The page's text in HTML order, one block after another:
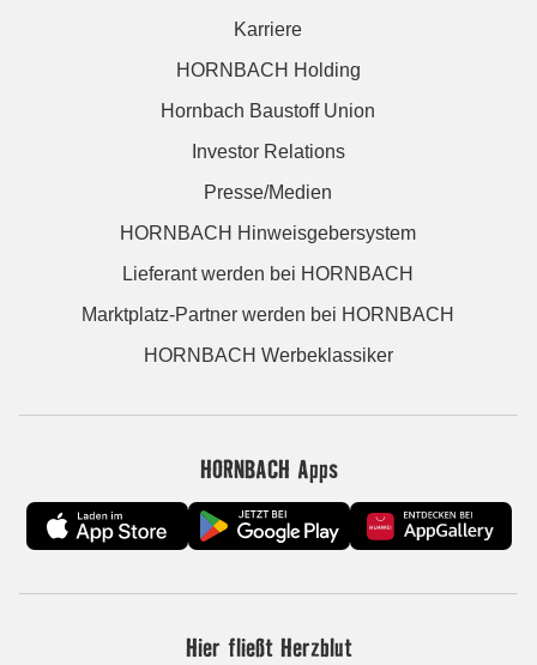
Karriere
HORNBACH Holding
Hornbach Baustoff Union
Investor Relations
Presse/Medien
HORNBACH Hinweisgebersystem
Lieferant werden bei HORNBACH
Marktplatz-Partner werden bei HORNBACH
HORNBACH Werbeklassiker
HORNBACH Apps
Hier fließt Herzblut